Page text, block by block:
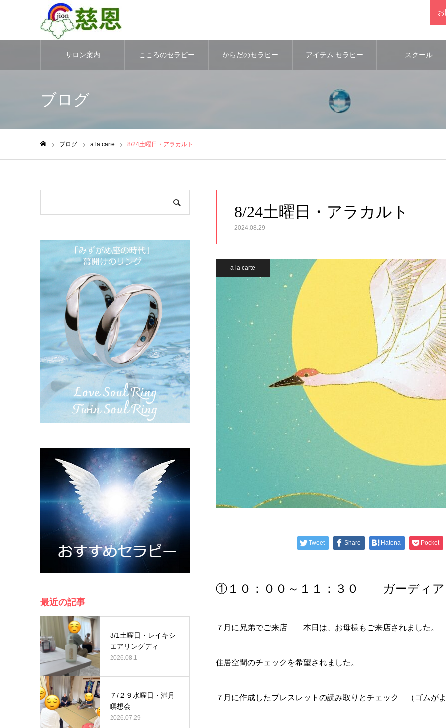
サロン案内 こころのセラピー からだのセラピー アイテム セラピー スクール
ブログ
ブログ a la carte 8/24土曜日・アラカルト
8/24土曜日・アラカルト
2024.08.29
a la carte
Tweet Share Hatena Pocket
①１０：００～１１：３０ ガーディア
７月に兄弟でご来店 本日は、お母様もご来店されました。
住居空間のチェックを希望されました。
７月に作成したブレスレットの読み取りとチェック （ゴムが
最近の記事
8/1土曜日・レイキシ
エアリングディ
2026.08.1
７/２９水曜日・満月
瞑想会
2026.07.29